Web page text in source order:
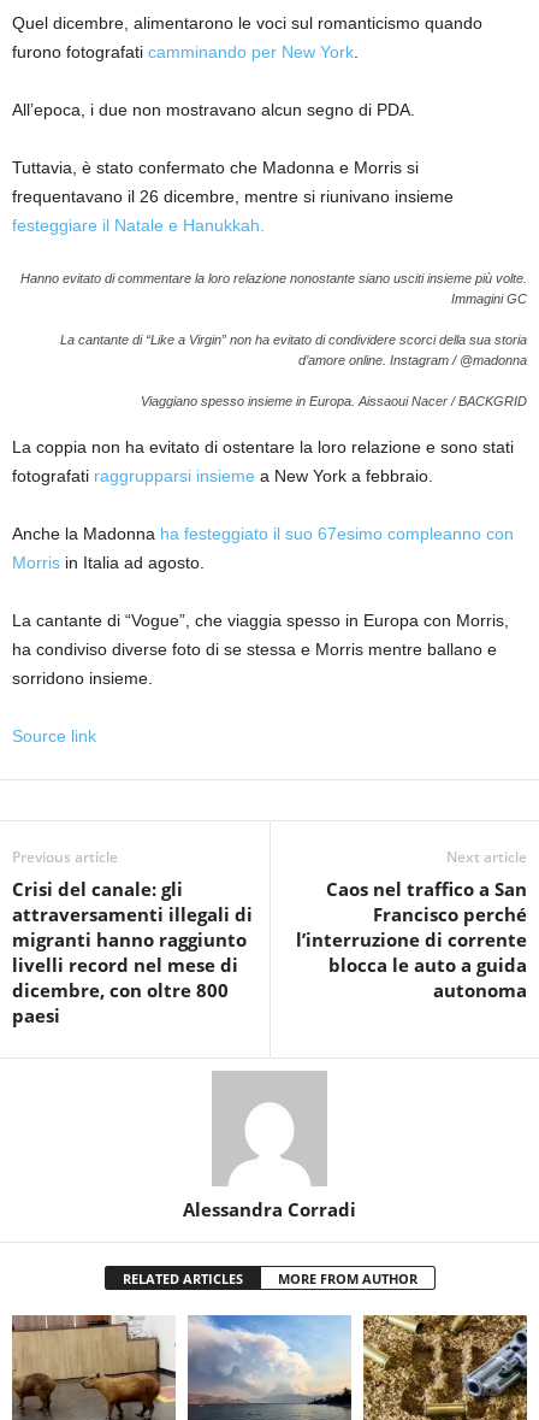
Quel dicembre, alimentarono le voci sul romanticismo quando
furono fotografati camminando per New York
All’epoca, i due non mostravano alcun segno di PDA.
Tuttavia, è stato confermato che Madonna e Morris si
frequentavano il 26 dicembre, mentre si riunivano insieme
festeggiare il Natale e Hanukkah.
Hanno evitato di commentare la loro relazione nonostante siano usciti insieme più volte.
Immagini GC
La cantante di “Like a Virgin” non ha evitato di condividere scorci della sua storia
d’amore online. Instagram / @madonna
Viaggiano spesso insieme in Europa. Aissaoui Nacer / BACKGRID
La coppia non ha evitato di ostentare la loro relazione e sono stati
fotografati raggrupparsi insieme a New York a febbraio.
Anche la Madonna ha festeggiato il suo 67esimo compleanno con
Morris in Italia ad agosto.
La cantante di “Vogue”, che viaggia spesso in Europa con Morris,
ha condiviso diverse foto di se stessa e Morris mentre ballano e
sorridono insieme.
Source link
Previous article
Crisi del canale: gli
attraversamenti illegali di
migranti hanno raggiunto
livelli record nel mese di
dicembre, con oltre 800
paesi
Next article
Caos nel traffico a San
Francisco perché
l’interruzione di corrente
blocca le auto a guida
autonoma
Alessandra Corradi
RELATED ARTICLES MORE FROM AUTHOR